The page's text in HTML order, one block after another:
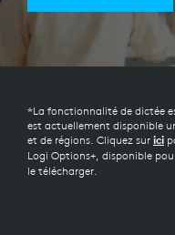
*La fonctionnalité de dictée
est actuellement disponible
et de régions. Cliquez sur ici
Logi Options+, disponible
le télécharger.